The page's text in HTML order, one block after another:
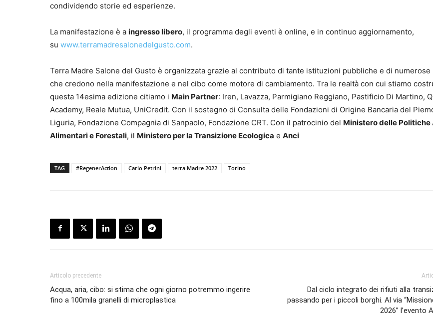
condividendo storie ed esperienze.
La manifestazione è a ingresso libero, il programma degli eventi è online, e in continuo aggiornamento,
su www.terramadresalonedelgusto.com.
Terra Madre Salone del Gusto è organizzata grazie al contributo di tante istituzioni pubbliche e di numerose
che credono nella manifestazione e nel cibo come motore di cambiamento. Tra le realtà con cui stiamo
questa 14esima edizione citiamo i Main Partner: Iren, Lavazza, Parmigiano Reggiano, Pastificio Di Martino,
Academy, Reale Mutua, UniCredit. Con il sostegno di Consulta delle Fondazioni di Origine Bancaria del
Liguria, Fondazione Compagnia di Sanpaolo, Fondazione CRT. Con il patrocinio del Ministero delle Politiche
Alimentari e Forestali, il Ministero per la Transizione Ecologica e Anci
TAG #RegenerAction Carlo Petrini terra Madre 2022 Torino
Articolo precedente
Acqua, aria, cibo: si stima che ogni giorno potremmo ingerire
fino a 100mila granelli di microplastica
Dal ciclo integrato dei rifiuti alla
passando per i piccoli borghi. Al via
2026” l’evento